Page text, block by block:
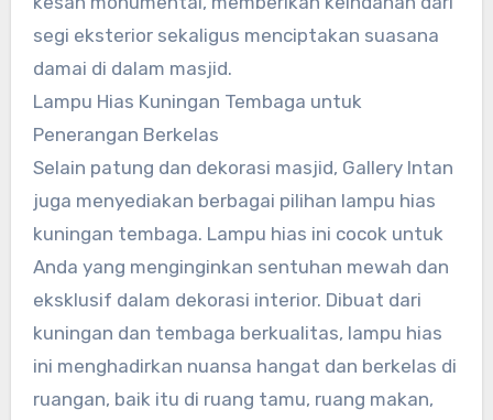
segi eksterior sekaligus menciptakan suasana
damai di dalam masjid.
Lampu Hias Kuningan Tembaga untuk
Penerangan Berkelas
Selain patung dan dekorasi masjid, Gallery Intan
juga menyediakan berbagai pilihan lampu hias
kuningan tembaga. Lampu hias ini cocok untuk
Anda yang menginginkan sentuhan mewah dan
eksklusif dalam dekorasi interior. Dibuat dari
kuningan dan tembaga berkualitas, lampu hias
ini menghadirkan nuansa hangat dan berkelas di
ruangan, baik itu di ruang tamu, ruang makan,